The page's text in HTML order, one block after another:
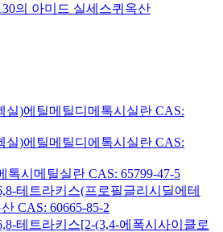
의 아미드 실세스퀴옥산
실)에틸메틸디메톡시실란 CAS:
실)에틸메틸디에톡시실란 CAS:
시메틸실란 CAS: 65799-47-5
테트라키스(프로필글리시딜에테
CAS: 60665-85-2
테트라키스[2-(3,4-에폭시사이클로